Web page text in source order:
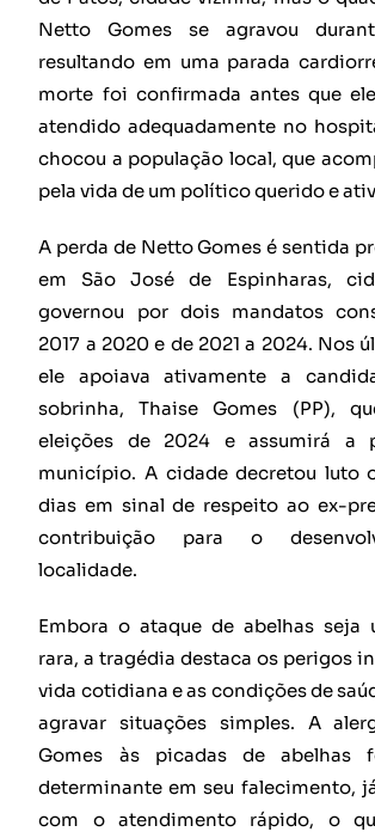
Netto Gomes se agravou
resultando em uma parada
morte foi confirmada antes que
atendido adequadamente no
chocou a população local, que
pela vida de um político querido e
A perda de Netto Gomes é sentida
em São José de Espinharas,
governou por dois mandatos
2017 a 2020 e de 2021 a 2024. Nos
ele apoiava ativamente a
sobrinha, Thaise Gomes (PP),
eleições de 2024 e assumirá a
município. A cidade decretou luto
dias em sinal de respeito ao ex-
contribuição para o
localidade.
Embora o ataque de abelhas seja
rara, a tragédia destaca os perigos
vida cotidiana e as condições de
agravar situações simples. A
Gomes às picadas de abelhas
determinante em seu falecimento,
com o atendimento rápido, o